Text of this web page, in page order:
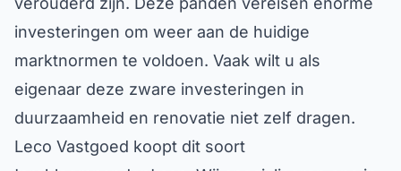
investeringen om weer aan de huidige
marktnormen te voldoen. Vaak wilt u als
duurzaamheid en renovatie niet zelf dragen.
'probleempanden' aan. Wij specialiseren ons in